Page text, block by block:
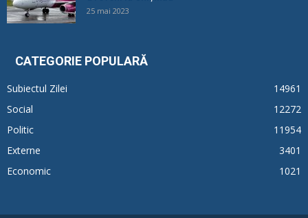
25 mai 2023
CATEGORIE POPULARĂ
Subiectul Zilei
14961
Social
12272
Politic
11954
Externe
3401
Economic
1021